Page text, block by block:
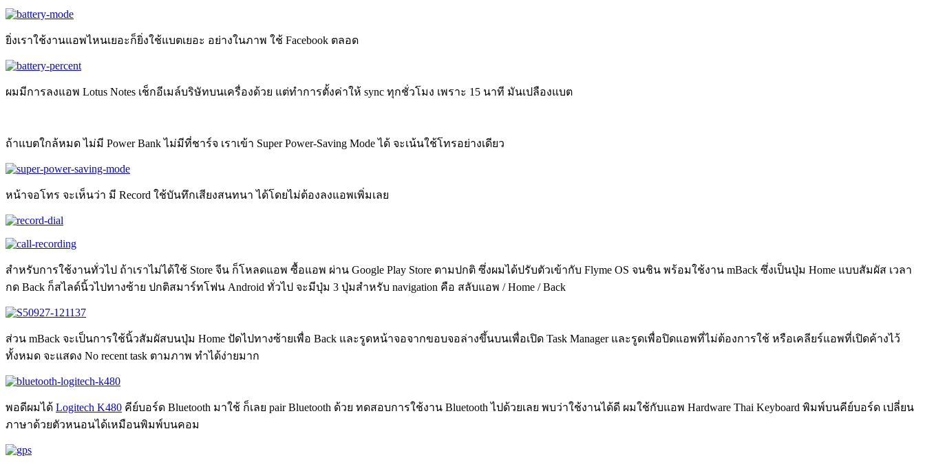
ยิ่งเราใช้งานแอพไหนเยอะก็ยิ่งใช้แบตเยอะ อย่างในภาพ ใช้ Facebook ตลอด
ผมมีการลงแอพ Lotus Notes เช็กอีเมล์บริษัทบนเครื่องด้วย แต่ทำการตั้งค่าให้ sync ทุกชั่วโมง เพราะ 15 นาที มันเปลืองแบต
ถ้าแบตใกล้หมด ไม่มี Power Bank ไม่มีที่ชาร์จ เราเข้า Super Power-Saving Mode ได้ จะเน้นใช้โทรอย่างเดียว
หน้าจอโทร จะเห็นว่า มี Record ใช้บันทึกเสียงสนทนา ได้โดยไม่ต้องลงแอพเพิ่มเลย
สำหรับการใช้งานทั่วไป ถ้าเราไม่ได้ใช้ Store จีน ก็โหลดแอพ ซื้อแอพ ผ่าน Google Play Store ตามปกติ ซึ่งผมได้ปรับตัวเข้ากับ Flyme OS จนชิน พร้อมใช้งาน mBack ซึ่งเป็นปุ่ม Home แบบสัมผัส เวลา
กด Back ก็สไลด์นิ้วไปทางซ้าย ปกติสมาร์ทโฟน Android ทั่วไป จะมีปุ่ม 3 ปุ่มสำหรับ navigation คือ สลับแอพ / Home / Back
ส่วน mBack จะเป็นการใช้นิ้วสัมผัสบนปุ่ม Home ปัดไปทางซ้ายเพื่อ Back และรูดหน้าจอจากขอบจอล่างขึ้นบนเพื่อเปิด Task Manager และรูดเพื่อปิดแอพที่ไม่ต้องการใช้ หรือเคลียร์แอพที่เปิดค้างไว้
ทั้งหมด จะแสดง No recent task ตามภาพ ทำได้ง่ายมาก
พอดีผมได้ Logitech K480 คีย์บอร์ด Bluetooth มาใช้ ก็เลย pair Bluetooth ด้วย ทดสอบการใช้งาน Bluetooth ไปด้วยเลย พบว่าใช้งานได้ดี ผมใช้กับแอพ Hardware Thai Keyboard พิมพ์บนคีย์บอร์ด เปลี่ยน
ภาษาด้วยตัวหนอนได้เหมือนพิมพ์บนคอม